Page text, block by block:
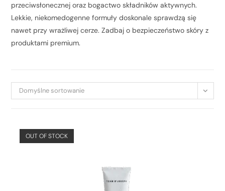
przeciwsłonecznej oraz bogactwo składników aktywnych.
Lekkie, niekomedogenne formuły doskonale sprawdzą się
nawet przy wrażliwej cerze. Zadbaj o bezpieczeństwo skóry z
produktami premium.
Domyślne sortowanie
OUT OF STOCK